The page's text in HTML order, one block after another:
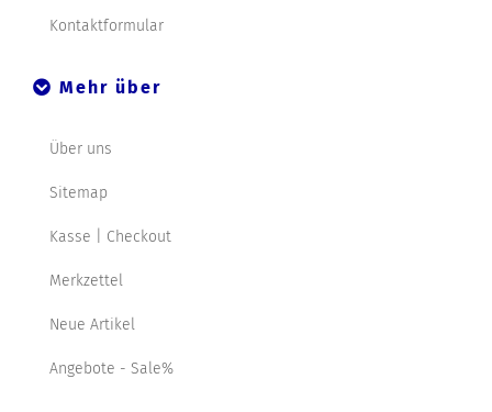
Kontaktformular
Mehr über
Über uns
Sitemap
Kasse | Checkout
Merkzettel
Neue Artikel
Angebote - Sale%